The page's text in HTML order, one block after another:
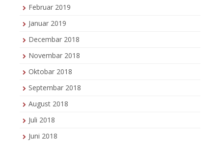
Februar 2019
Januar 2019
Decembar 2018
Novembar 2018
Oktobar 2018
Septembar 2018
August 2018
Juli 2018
Juni 2018